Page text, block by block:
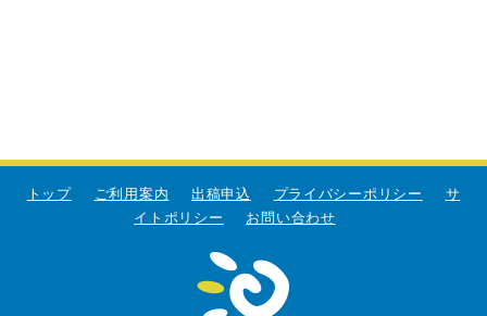
トップ ご利用案内 出稿申込 プライバシーポリシー
サ
イトポリシー
お問い合わせ